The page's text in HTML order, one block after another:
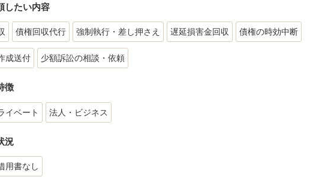
したい内容
債権回収代行 強制執行・差し押さえ 遅延損害金回収 債権の時効中断
成送付 少額訴訟の相談・依頼
徴
イベート 法人・ビジネス
況
用書なし